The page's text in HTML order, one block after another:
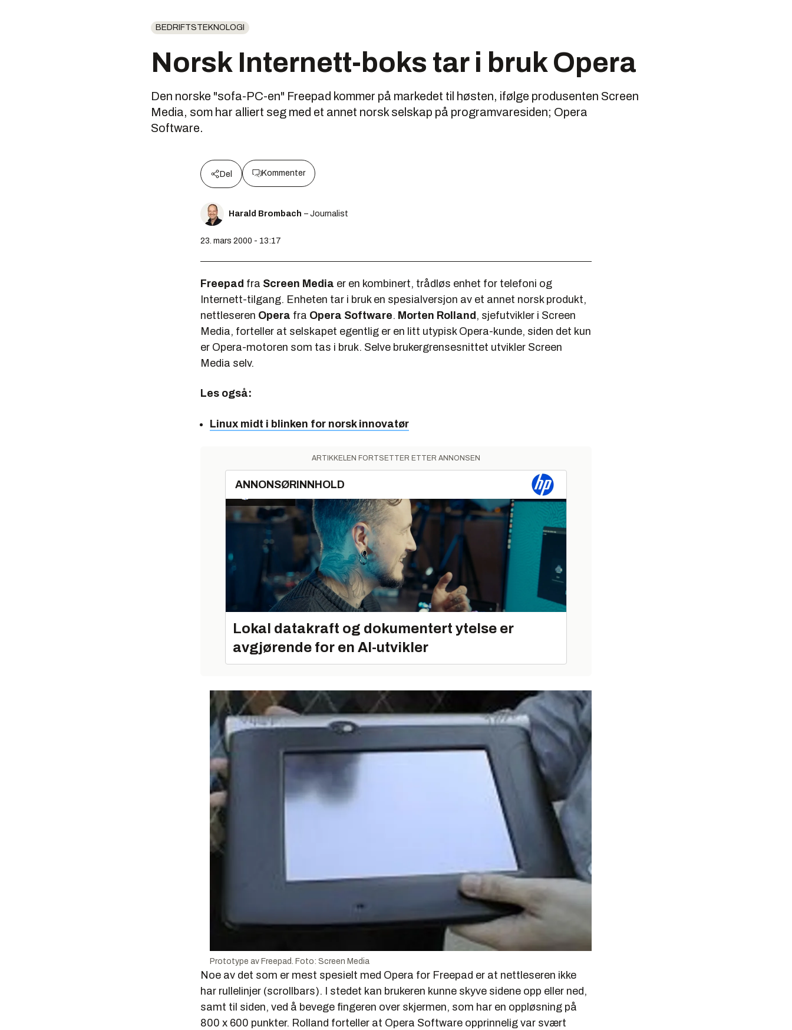
BEDRIFTSTEKNOLOGI
Norsk Internett-boks tar i bruk Opera
Den norske "sofa-PC-en" Freepad kommer på markedet til høsten, ifølge produsenten Screen
Media, som har alliert seg med et annet norsk selskap på programvaresiden; Opera
Software.
Del Kommenter
Harald Brombach – Journalist
23. mars 2000 - 13:17
Freepad fra Screen Media er en kombinert, trådløs enhet for telefoni og
Internett-tilgang. Enheten tar i bruk en spesialversjon av et annet norsk produkt,
nettleseren Opera fra Opera Software. Morten Rolland , sjefutvikler i Screen
Media, forteller at selskapet egentlig er en litt utypisk Opera-kunde, siden det kun
er Opera-motoren som tas i bruk. Selve brukergrensesnittet utvikler Screen
Media selv.
Les også:
Linux midt i blinken for norsk innovatør
ARTIKKELEN FORTSETTER ETTER ANNONSEN
ANNONSØRINNHOLD
Lokal datakraft og dokumentert ytelse er
avgjørende for en AI-utvikler
Prototype av Freepad. Foto: Screen Media
Noe av det som er mest spesielt med Opera for Freepad er at nettleseren ikke
har rullelinjer (scrollbars). I stedet kan brukeren kunne skyve sidene opp eller ned,
samt til siden, ved å bevege fingeren over skjermen, som har en oppløsning på
800 x 600 punkter. Rolland forteller at Opera Software opprinnelig var svært